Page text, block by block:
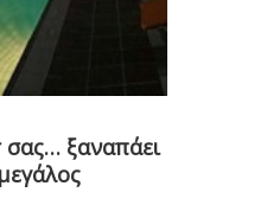
ξαναπάει